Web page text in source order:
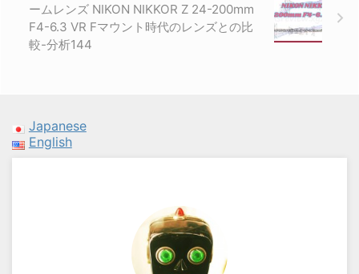
ームレンズ NIKON NIKKOR Z 24-200mm
F4-6.3 VR Fマウント時代のレンズとの比
較-分析144
Japanese
English